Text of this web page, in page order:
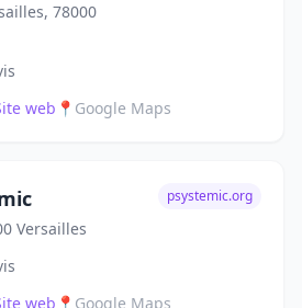
78000
web 📍 Google Maps
Versailles
psystemic.org
web 📍 Google Maps